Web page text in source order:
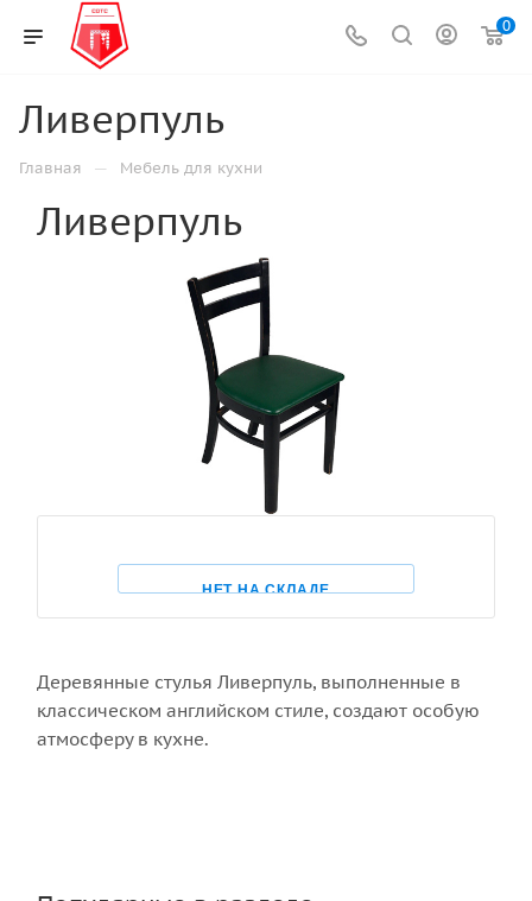
0
Ливерпуль
Главная — Мебель для кухни
Ливерпуль
НЕТ НА СКЛАДЕ
Деревянные стулья Ливерпуль, выполненные в
классическом английском стиле, создают особую
атмосферу в кухне.